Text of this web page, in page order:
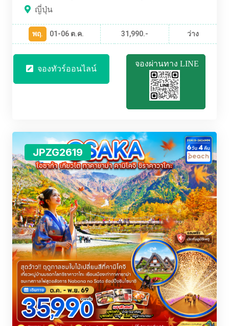
ญี่ปุ่น
พฤ. 01-06 ต.ค. 31,990.- ว่าง
จองทัวร์ออนไลน์ จองผ่านทาง LINE
JPZG2619